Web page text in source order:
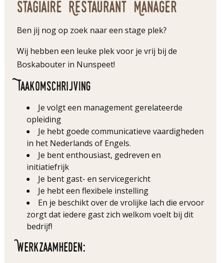
Stagiaire Restaurant Manager
Ben jij nog op zoek naar een stage plek?
Wij hebben een leuke plek voor je vrij bij de
Boskabouter in Nunspeet!
Taakomschrijving
Je volgt een management gerelateerde
opleiding
Je hebt goede communicatieve vaardigheden
in het Nederlands of Engels.
Je bent enthousiast, gedreven en
initiatiefrijk
Je bent gast- en servicegericht
Je hebt een flexibele instelling
En je beschikt over de vrolijke lach die ervoor
zorgt dat iedere gast zich welkom voelt bij dit
bedrijf!
Werkzaamheden: